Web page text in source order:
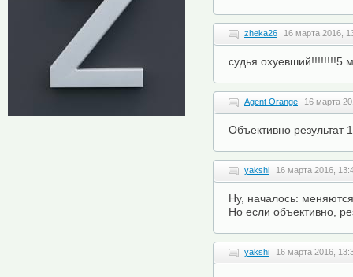
zheka26 16 марта 2016,
судья охуевший!!!!!!!!5
Agent Orange 16 марта
Объективно результат
yakshi 16 марта 2016,
Ну, началось:
Но если объективно,
yakshi 16 марта 2016,